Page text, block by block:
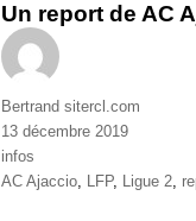
Un report de AC
Auteur
Bertrand sitercl.com
Publié
le
13 décembre 2019
Catégories
infos
Étiquettes
AC Ajaccio, LFP, Ligue 2,